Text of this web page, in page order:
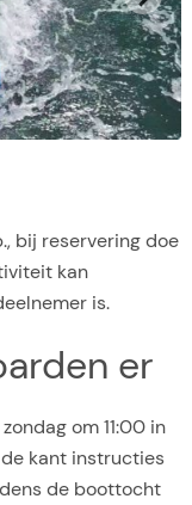
bij reservering doe
kan
is.
er
om 11:00 in
kant instructies
de boottocht